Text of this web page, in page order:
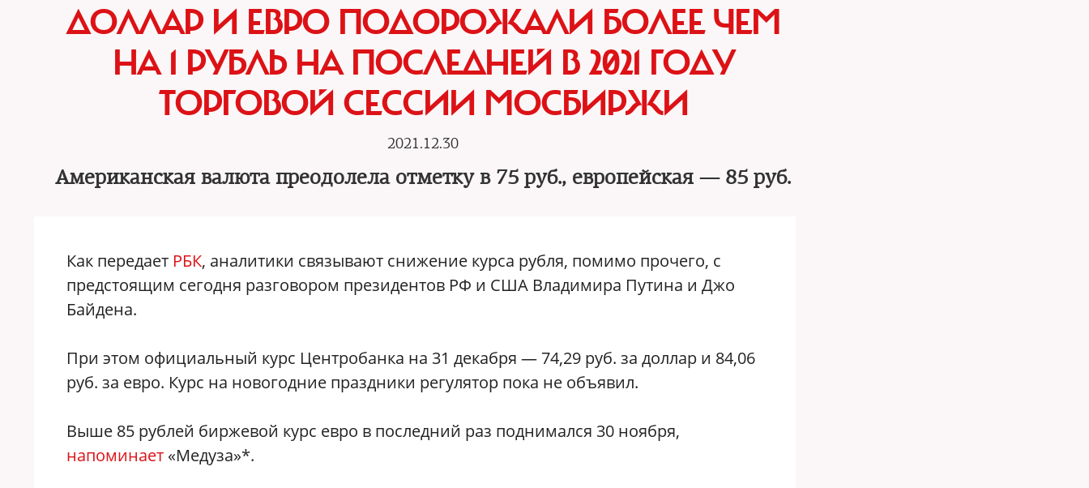
ДОЛЛАР И ЕВРО ПОДОРОЖАЛИ БОЛЕЕ ЧЕМ
НА 1 РУБЛЬ НА ПОСЛЕДНЕЙ В 2021 ГОДУ
ТОРГОВОЙ СЕССИИ МОСБИРЖИ
2021.12.30
Американская валюта преодолела отметку в 75 руб., европейская — 85 руб.
Как передает РБК, аналитики связывают снижение курса рубля, помимо прочего, с
предстоящим сегодня разговором президентов РФ и США Владимира Путина и Джо
Байдена.
При этом официальный курс Центробанка на 31 декабря — 74,29 руб. за доллар и 84,06
руб. за евро. Курс на новогодние праздники регулятор пока не объявил.
Выше 85 рублей биржевой курс евро в последний раз поднимался 30 ноября,
напоминает «Медуза»*.